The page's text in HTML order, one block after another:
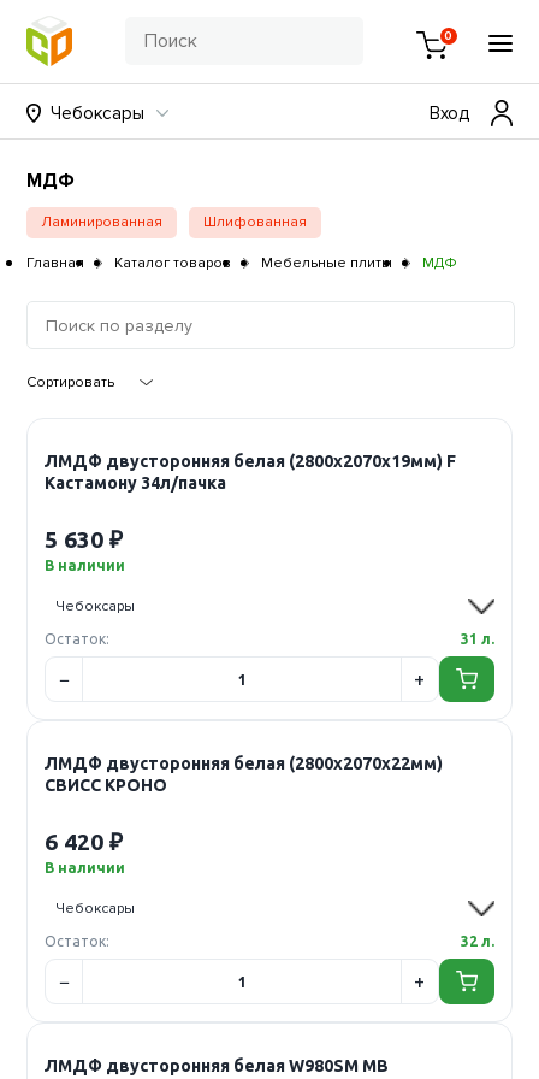
0
Чебоксары Вход
МДФ
Ламинированная Шлифованная
Главная Каталог товаров Мебельные плиты МДФ
ЛМДФ двусторонняя белая (2800х2070х19мм) F
Кастамону 34л/пачка
5 630 ₽
В наличии
Остаток: 31 л.
ЛМДФ двусторонняя белая (2800х2070х22мм)
СВИСС КРОНО
6 420 ₽
В наличии
Остаток: 32 л.
ЛМДФ двусторонняя белая W980SM MB